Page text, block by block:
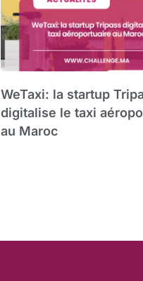
WeTaxi: la startup
digitalise le taxi
au Maroc